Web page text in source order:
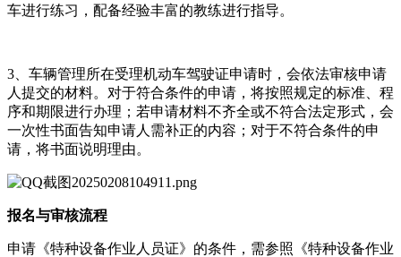
车进行练习，配备经验丰富的教练进行指导。
3、车辆管理所在受理机动车驾驶证申请时，会依法审核申请
人提交的材料。对于符合条件的申请，将按照规定的标准、程
序和期限进行办理；若申请材料不齐全或不符合法定形式，会
一次性书面告知申请人需补正的内容；对于不符合条件的申
请，将书面说明理由。
报名与审核流程
申请《特种设备作业人员证》的条件，需参照《特种设备作业